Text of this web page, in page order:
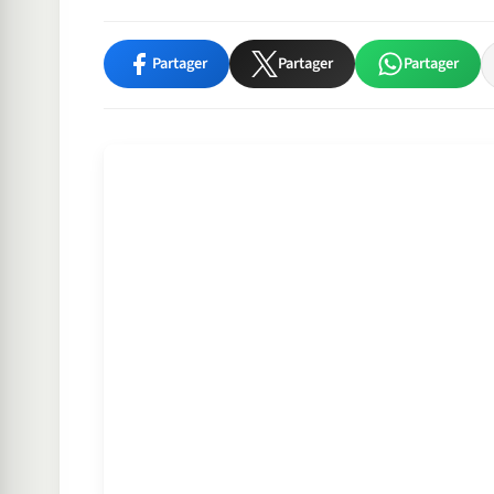
Partager Partager Partager